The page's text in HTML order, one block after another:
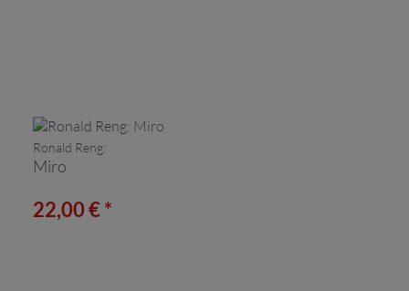
Ronald Reng:
Miro
22,00 € *